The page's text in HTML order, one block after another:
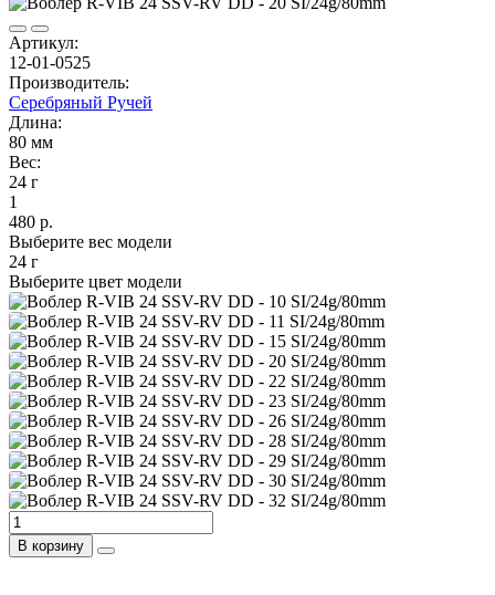
Артикул:
12-01-0525
Производитель:
Серебряный Ручей
Длина:
80 мм
Вес:
24 г
1
480 р.
Выберите вес модели
24 г
Выберите цвет модели
В корзину